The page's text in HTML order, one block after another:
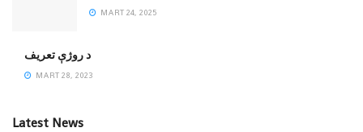
MART 24, 2025
‌د روژې تعریف
MART 28, 2023
Latest News